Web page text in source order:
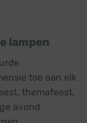
lampen
toe aan elk
themafeest,
avond